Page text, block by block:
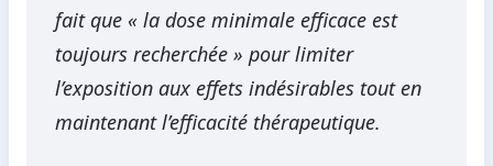
fait que « la dose minimale efficace est
toujours recherchée » pour limiter
l’exposition aux effets indésirables tout en
maintenant l’efficacité thérapeutique.